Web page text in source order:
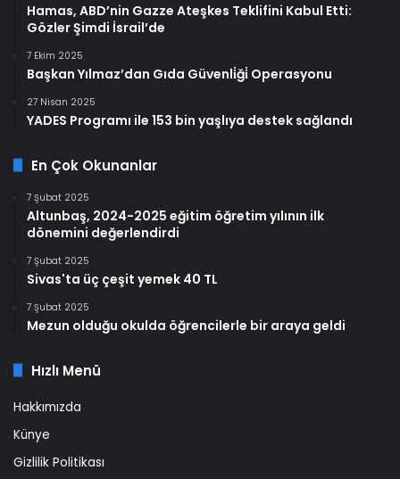
Hamas, ABD’nin Gazze Ateşkes Teklifini Kabul Etti:
Gözler Şimdi İsrail’de
7 Ekim 2025
Başkan Yılmaz’dan Gıda Güvenli̇ği̇ Operasyonu
27 Nisan 2025
YADES Programı ile 153 bin yaşlıya destek sağlandı
En Çok Okunanlar
7 Şubat 2025
Altunbaş, 2024-2025 eğitim öğretim yılının ilk
dönemini değerlendirdi
7 Şubat 2025
Sivas'ta üç çeşit yemek 40 TL
7 Şubat 2025
Mezun olduğu okulda öğrencilerle bir araya geldi
Hızlı Menü
Hakkımızda
Künye
Gizlilik Politikası